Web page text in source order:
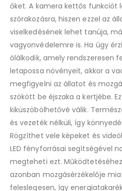
őket. A kamera kettős funkciót
szórakozásra, hiszen ezzel az
viselkedésének lehet tanúja,
vagyonvédelemre is. Ha úgy
ólálkodik, amely rendszeresen
letapossa növényeit, akkor a
megfigyelni az állatot és
szökött be éjszaka a kertjébe.
kiküszöbölhetővé válik.
és vezeték nélküli, így
Rögzíthet vele képeket és
LED fényforrásai segítségével
megteheti ezt.
azonban mozgásérzékelője
feleslegesen, így